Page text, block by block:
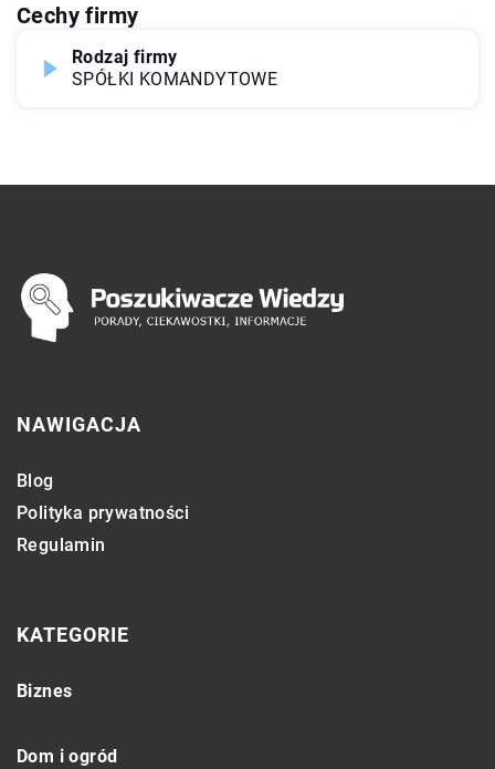
Cechy firmy
Rodzaj firmy
SPÓŁKI KOMANDYTOWE
NAWIGACJA
Blog
Polityka prywatności
Regulamin
KATEGORIE
Biznes
Dom i ogród